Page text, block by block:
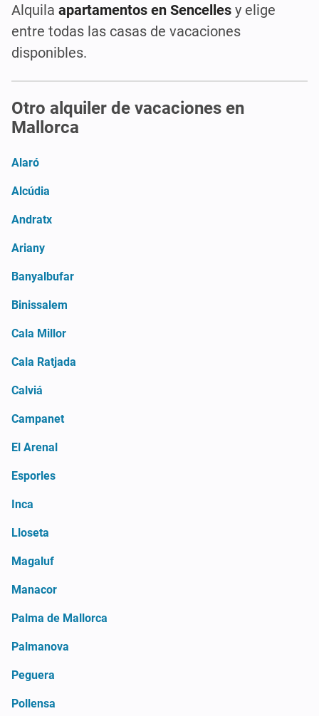
Alquila apartamentos en Sencelles y elige
entre todas las casas de vacaciones
disponibles.
Otro alquiler de vacaciones en
Mallorca
Alaró
Alcúdia
Andratx
Ariany
Banyalbufar
Binissalem
Cala Millor
Cala Ratjada
Calviá
Campanet
El Arenal
Esporles
Inca
Lloseta
Magaluf
Manacor
Palma de Mallorca
Palmanova
Peguera
Pollensa